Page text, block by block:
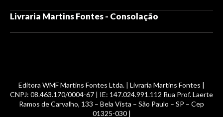
Livraria Martins Fontes - Consolação
Editora WMF Martins Fontes Ltda. | Livraria Martins Fontes |
CNPJ: 08.463.170/0004-67 | IE: 147.024.991.112 Rua Prof. Laerte
Ramos de Carvalho, 133 – Bela Vista – São Paulo – SP – Cep
01325-030 |